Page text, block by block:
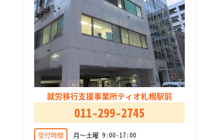
就労移行支援事業所ティオ札幌駅前
011-299-2745
受付時間 月～土曜 9:00-17:00